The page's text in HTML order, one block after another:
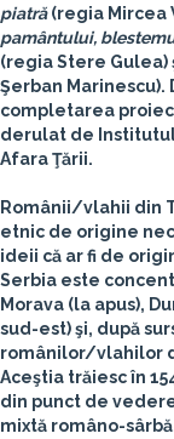
piatră(regia Mircea
pamântului,
(regia Stere Gulea)
Şerban
completarea
derulat de
Afara Ţării.
Românii/vlahii din
etnic de origine
ideii că ar fi de
Serbia este
Morava (la apus),
sud-est) şi, după
românilor/vlahilor
Aceştia trăiesc în
din punct de
mixtă româno-